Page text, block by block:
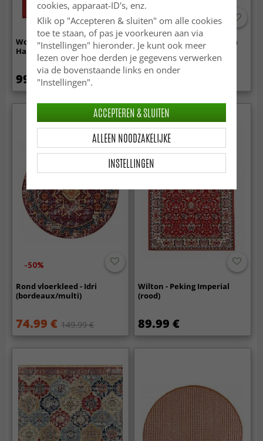
Wollen-vloerkleed -
Hamilton (Flame Scarlet)
99.99 €
Wollen-vloerkleed - Ovelia
(terracotta/wit)
-50%
Rond vloerkleed - Idri
(bordeaux/multi)
74.99 € 149.99 €
Wilton - Peking Imperial
(rood)
89.99 €
cookies, apparaat-ID's, enz.
Klik op "Accepteren & sluiten" om alle cookies
toe te staan, of pas je voorkeuren aan via
"Instellingen" hieronder. Je kunt ook meer
lezen over hoe derden je gegevens verwerken
via de bovenstaande links en onder
"Instellingen".
INSTELLINGEN
ALLEEN NOODZAKELIJKE
ACCEPTEREN & SLUITEN